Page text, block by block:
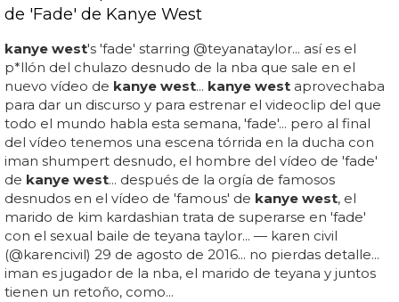
de 'Fade' de Kanye West
kanye west's 'fade' starring @teyanataylor... así es el
p*llón del chulazo desnudo de la nba que sale en el
nuevo vídeo de kanye west... kanye west aprovechaba
para dar un discurso y para estrenar el videoclip del que
todo el mundo habla esta semana, 'fade'... pero al final
del vídeo tenemos una escena tórrida en la ducha con
iman shumpert desnudo, el hombre del vídeo de 'fade'
de kanye west... después de la orgía de famosos
desnudos en el vídeo de 'famous' de kanye west, el
marido de kim kardashian trata de superarse en 'fade'
con el sexual baile de teyana taylor... — karen civil
(@karencivil) 29 de agosto de 2016... no pierdas detalle...
iman es jugador de la nba, el marido de teyana y juntos
tienen un retoño, como...